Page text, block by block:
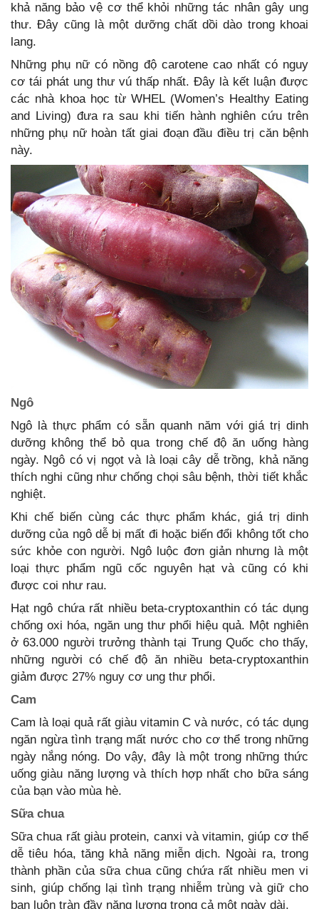
khả năng bảo vệ cơ thể khỏi những tác nhân gây ung
thư. Đây cũng là một dưỡng chất dồi dào trong khoai
lang.
Những phụ nữ có nồng độ carotene cao nhất có nguy
cơ tái phát ung thư vú thấp nhất. Đây là kết luận được
các nhà khoa học từ WHEL (Women’s Healthy Eating
and Living) đưa ra sau khi tiến hành nghiên cứu trên
những phụ nữ hoàn tất giai đoạn đầu điều trị căn bệnh
này.
Ngô
Ngô là thực phẩm có sẵn quanh năm với giá trị dinh
dưỡng không thể bỏ qua trong chế độ ăn uống hàng
ngày. Ngô có vị ngọt và là loại cây dễ trồng, khả năng
thích nghi cũng như chống chọi sâu bệnh, thời tiết khắc
nghiệt.
Khi chế biến cùng các thực phẩm khác, giá trị dinh
dưỡng của ngô dễ bị mất đi hoặc biến đổi không tốt cho
sức khỏe con người. Ngô luộc đơn giản nhưng là một
loại thực phẩm ngũ cốc nguyên hạt và cũng có khi
được coi như rau.
Hạt ngô chứa rất nhiều beta-cryptoxanthin có tác dụng
chống oxi hóa, ngăn ung thư phổi hiệu quả. Một nghiên
ở 63.000 người trưởng thành tại Trung Quốc cho thấy,
những người có chế độ ăn nhiều beta-cryptoxanthin
giảm được 27% nguy cơ ung thư phổi.
Cam
Cam là loại quả rất giàu vitamin C và nước, có tác dụng
ngăn ngừa tình trạng mất nước cho cơ thể trong những
ngày nắng nóng. Do vậy, đây là một trong những thức
uống giàu năng lượng và thích hợp nhất cho bữa sáng
của bạn vào mùa hè.
Sữa chua
Sữa chua rất giàu protein, canxi và vitamin, giúp cơ thể
dễ tiêu hóa, tăng khả năng miễn dịch. Ngoài ra, trong
thành phần của sữa chua cũng chứa rất nhiều men vi
sinh, giúp chống lại tình trạng nhiễm trùng và giữ cho
bạn luôn tràn đầy năng lượng trong cả một ngày dài.